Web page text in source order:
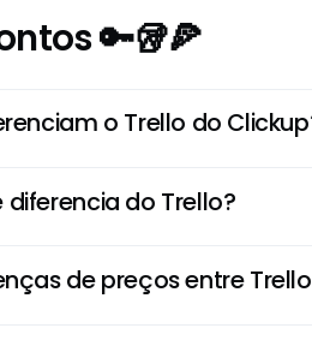
🔑🥡🍕
o Trello do
escolha para pensadores
do Trello?
Trello, tornando-o adequado
de preços entre